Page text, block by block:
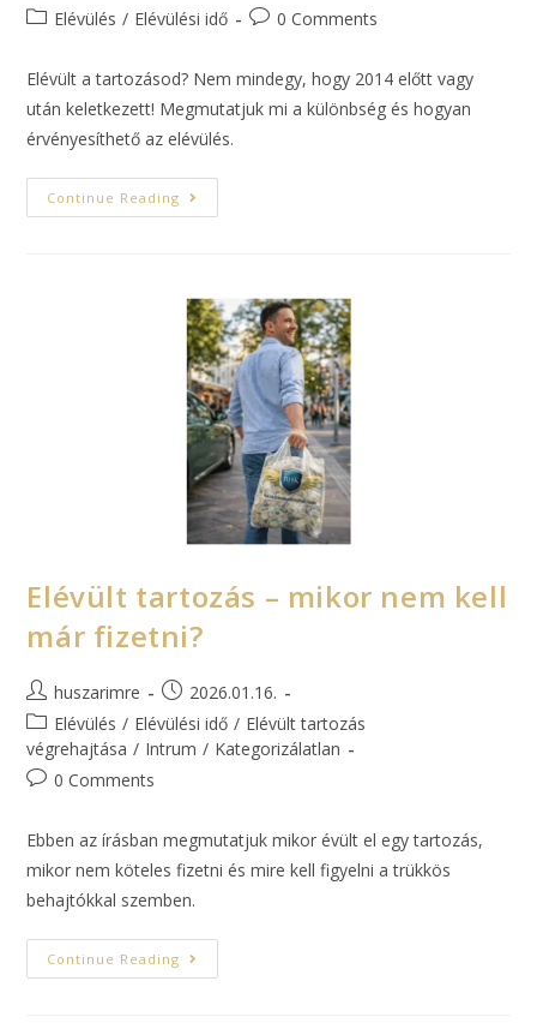
Elévülés / Elévülési idő 0 Comments
Elévült a tartozásod? Nem mindegy, hogy 2014 előtt vagy
után keletkezett! Megmutatjuk mi a különbség és hogyan
érvényesíthető az elévülés.
Continue Reading
Elévült tartozás – mikor nem kell
már fizetni?
huszarimre
2026.01.16.
Elévülés / Elévülési idő / Elévült tartozás
végrehajtása / Intrum / Kategorizálatlan
0 Comments
Ebben az írásban megmutatjuk mikor évült el egy tartozás,
mikor nem köteles fizetni és mire kell figyelni a trükkös
behajtókkal szemben.
Continue Reading